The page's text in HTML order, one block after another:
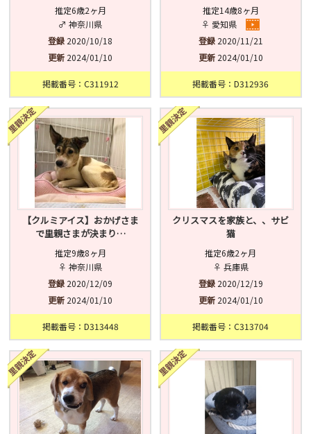
推定6歳2ヶ月
♂ 神奈川県
登録 2020/10/18
更新 2024/01/10
掲載番号：C311912
推定14歳8ヶ月
♀ 愛知県
登録2020/11/21
更新2024/01/10
掲載番号：D312936
【クルミアイス】おかげさま
で里親さまが決まり…
推定9歳8ヶ月
♀ 神奈川県
登録 2020/12/09
更新 2024/01/10
掲載番号：D313448
クリスマスを家族と、、サビ
猫
推定6歳2ヶ月
♀ 兵庫県
登録2020/12/19
更新2024/01/10
掲載番号：C313704